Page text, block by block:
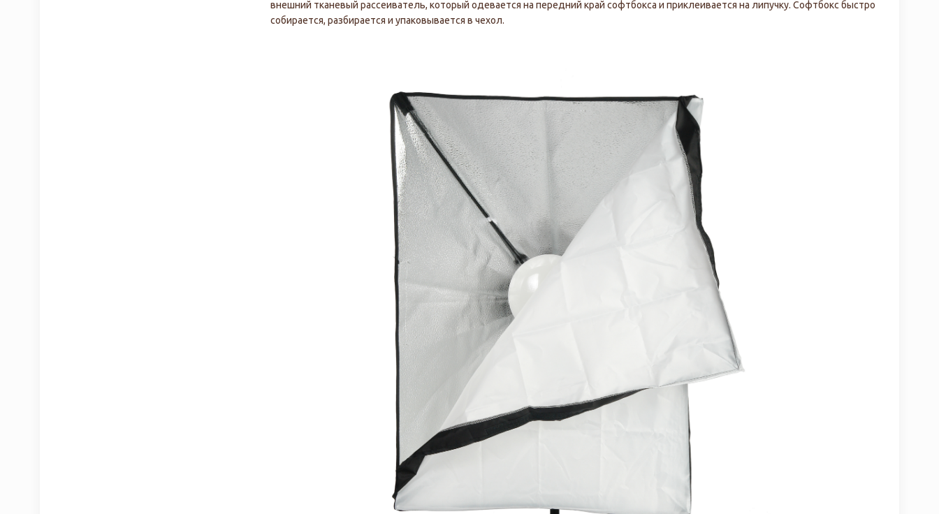
внешний тканевый рассеиватель, который одевается на передний край софтбокса и приклеивается на липучку. Софтбокс быстро
собирается, разбирается и упаковывается в чехол.